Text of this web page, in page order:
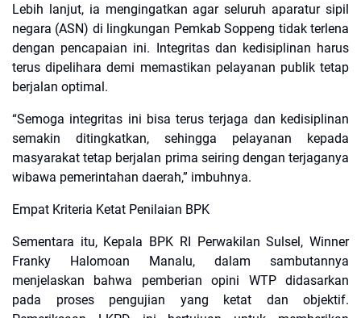
​Lebih lanjut, ia mengingatkan agar seluruh aparatur sipil
negara (ASN) di lingkungan Pemkab Soppeng tidak terlena
dengan pencapaian ini. Integritas dan kedisiplinan harus
terus dipelihara demi memastikan pelayanan publik tetap
berjalan optimal.
​“Semoga integritas ini bisa terus terjaga dan kedisiplinan
semakin ditingkatkan, sehingga pelayanan kepada
masyarakat tetap berjalan prima seiring dengan terjaganya
wibawa pemerintahan daerah,” imbuhnya.
​Empat Kriteria Ketat Penilaian BPK
​Sementara itu, Kepala BPK RI Perwakilan Sulsel, Winner
Franky Halomoan Manalu, dalam sambutannya
menjelaskan bahwa pemberian opini WTP didasarkan
pada proses pengujian yang ketat dan objektif.